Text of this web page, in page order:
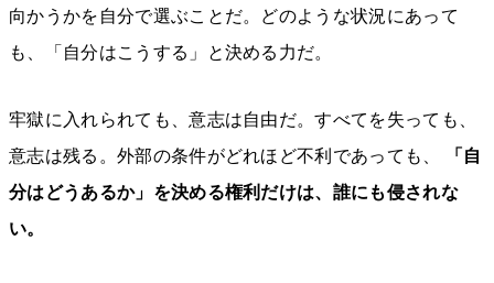
向かうかを自分で選ぶことだ。どのような状況にあって
も、「自分はこうする」と決める力だ。
牢獄に入れられても、意志は自由だ。すべてを失っても、
意志は残る。外部の条件がどれほど不利であっても、
「自
分はどうあるか」を決める権利だけは、誰にも侵されな
い。